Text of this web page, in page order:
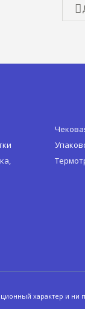
характер и ни